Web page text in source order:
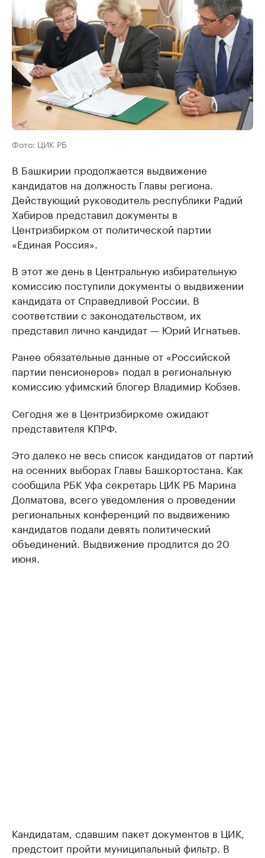
Фото: ЦИК РБ
В Башкирии продолжается выдвижение
кандидатов на должность Главы региона.
Действующий руководитель республики Радий
Хабиров представил документы в
Центризбирком от политической партии
«Единая Россия».
В этот же день в Центральную избирательную
комиссию поступили документы о выдвижении
кандидата от Справедливой России. В
соответствии с законодательством, их
представил лично кандидат — Юрий Игнатьев.
Ранее обязательные данные от «Российской
партии пенсионеров» подал в региональную
комиссию уфимский блогер Владимир Кобзев.
Сегодня же в Центризбиркоме ожидают
представителя КПРФ.
Это далеко не весь список кандидатов от партий
на осенних выборах Главы Башкортостана. Как
сообщила РБК Уфа секретарь ЦИК РБ Марина
Долматова, всего уведомления о проведении
региональных конференций по выдвижению
кандидатов подали девять политический
объединений. Выдвижение продлится до 20
июня.
Кандидатам, сдавшим пакет документов в ЦИК,
предстоит пройти муниципальный фильтр. В